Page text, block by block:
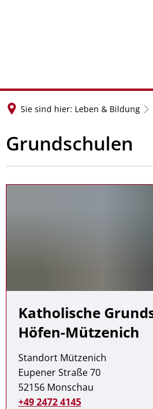
Sie sind hier: Leben & Bildung
Grundschulen
Katholische
Höfen-Mützenich
Standort Mützenich
Eupener Straße 70
52156 Monschau
+49 2472 4145